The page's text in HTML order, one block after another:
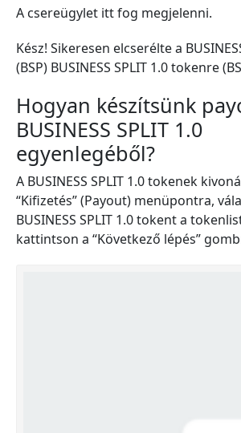
A csereügylet itt fog megjelenni.
Kész! Sikeresen elcserélte a
(BSP) BUSINESS SPLIT 1.0 tokenre
Hogyan készítsünk
BUSINESS SPLIT 1.0
egyenlegéből?
A BUSINESS SPLIT 1.0 tokenek
“Kifizetés” (Payout) menüpontra,
BUSINESS SPLIT 1.0 tokent a
kattintson a “Következő lépés”